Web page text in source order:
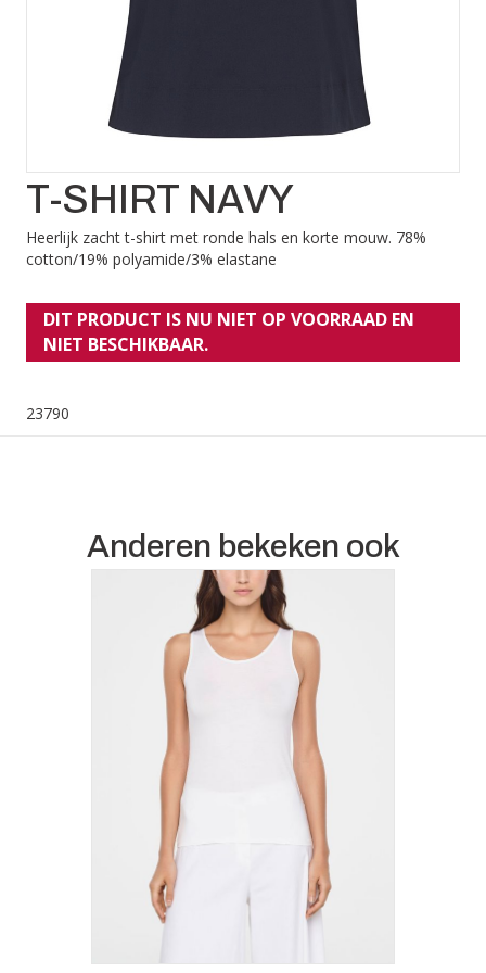
T-SHIRT NAVY
Heerlijk zacht t-shirt met ronde hals en korte mouw. 78%
cotton/19% polyamide/3% elastane
DIT PRODUCT IS NU NIET OP VOORRAAD EN
NIET BESCHIKBAAR.
23790
Anderen bekeken ook